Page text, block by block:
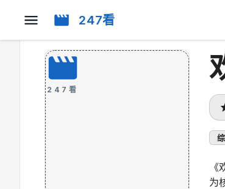
247看
247看
为